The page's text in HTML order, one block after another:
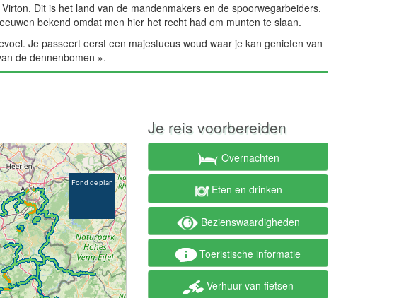
Dit is het land van de mandenmakers en de spoorwegarbeiders.
bekend omdat men hier het recht had om munten te slaan.
Je passeert eerst een majestueus woud waar je kan genieten van
de dennenbomen ».
Je reis voorbereiden
Overnachten
Eten en drinken
Bezienswaardigheden
Toeristische informatie
Verhuur van fietsen